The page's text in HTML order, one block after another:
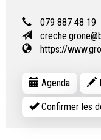
079 887 48 19
https://
Agenda
Confirmer les